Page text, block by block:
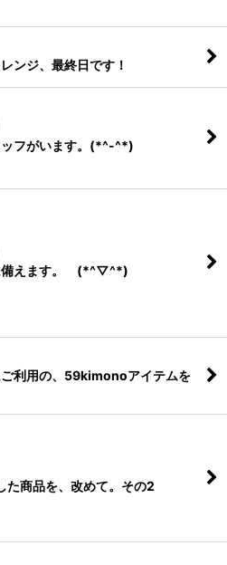
ンジ、最終日です！
ッフがいます。(*^-^*)
備えます。 (*^▽^*)
利用の、59kimonoアイテムを
た商品を、改めて。その2